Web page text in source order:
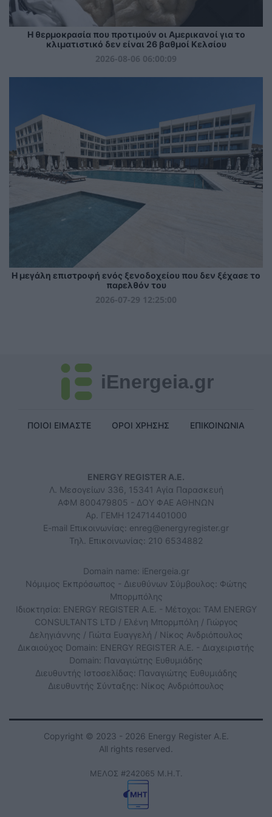
Η θερμοκρασία που προτιμούν οι Αμερικανοί για το
κλιματιστικό δεν είναι 26 βαθμοί Κελσίου
2026-08-06 06:00:09
Η μεγάλη επιστροφή ενός ξενοδοχείου που δεν ξέχασε το
παρελθόν του
2026-07-29 12:25:00
iEnergeia.gr
ΠΟΙΟΙ ΕΙΜΑΣΤΕ ΟΡΟΙ ΧΡΗΣΗΣ ΕΠΙΚΟΙΝΩΝΙΑ
ENERGY REGISTER Α.Ε.
Λ. Μεσογείων 336, 15341 Αγία Παρασκευή
ΑΦΜ 800479805 - ΔΟΥ ΦΑΕ ΑΘΗΝΩΝ
Αρ. ΓΕΜΗ 124714401000
E-mail Επικοινωνίας: enreg@energyregister.gr
Τηλ. Επικοινωνίας: 210 6534882
Domain name: iEnergeia.gr
Νόμιμος Εκπρόσωπος - Διευθύνων Σύμβουλος: Φώτης
Μπορμπόλης
Ιδιοκτησία: ENERGY REGISTER Α.Ε. - Μέτοχοι: TAM ENERGY
CONSULTANTS LTD / Ελένη Μπορμπόλη / Γιώργος
Δεληγιάννης / Γιώτα Ευαγγελή / Νίκος Ανδριόπουλος
Δικαιούχος Domain: ENERGY REGISTER Α.Ε. - Διαχειριστής
Domain: Παναγιώτης Ευθυμιάδης
Διευθυντής Ιστοσελίδας: Παναγιώτης Ευθυμιάδης
Διευθυντής Σύνταξης: Νίκος Ανδριόπουλος
Copyright © 2023 - 2026 Energy Register Α.Ε.
All rights reserved.
ΜΕΛΟΣ #242065 Μ.Η.Τ.